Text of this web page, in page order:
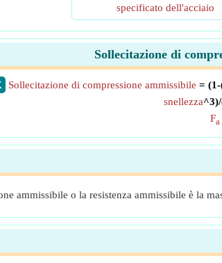
specificato dell'acciaio
Sollecitazione di
Sollecitazione di compressione ammissibile =
snellezza
Fa
ammissibile o la resistenza ammissibile è la